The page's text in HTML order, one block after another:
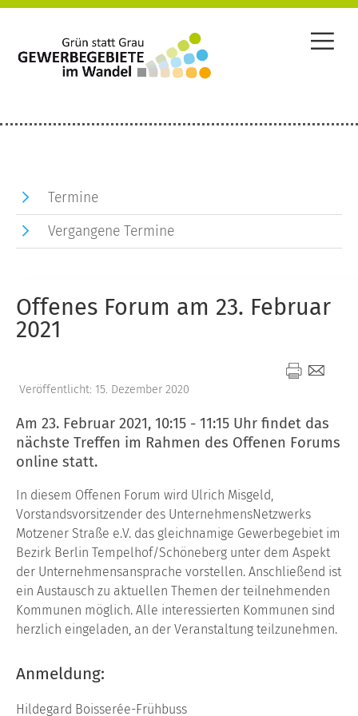
Offenes Forum am 23. Februar
2021
Veröffentlicht: 15. Dezember 2020
Am 23. Februar 2021, 10:15 - 11:15 Uhr findet das
nächste Treffen im Rahmen des Offenen Forums
online statt.
In diesem Offenen Forum wird Ulrich Misgeld,
Vorstandsvorsitzender des UnternehmensNetzwerks
Motzener Straße e.V. das gleichnamige Gewerbegebiet im
Bezirk Berlin Tempelhof/Schöneberg unter dem Aspekt
der Unternehmensansprache vorstellen. Anschließend ist
ein Austausch zu aktuellen Themen der teilnehmenden
Kommunen möglich. Alle interessierten Kommunen sind
herzlich eingeladen, an der Veranstaltung teilzunehmen.
Anmeldung:
Hildegard Boisserée-Frühbuss
Termine
Vergangene Termine